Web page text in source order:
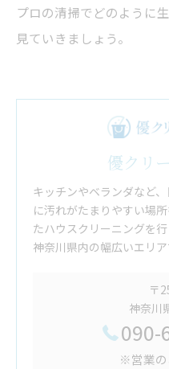
プロの清掃でどのように
見ていきましょう。
優クリ
キッチンやベランダなど
に汚れがたまりやすい場
たハウスクリーニングを
神奈川県内の幅広いエリア
〒
神奈川
090-
※営業の